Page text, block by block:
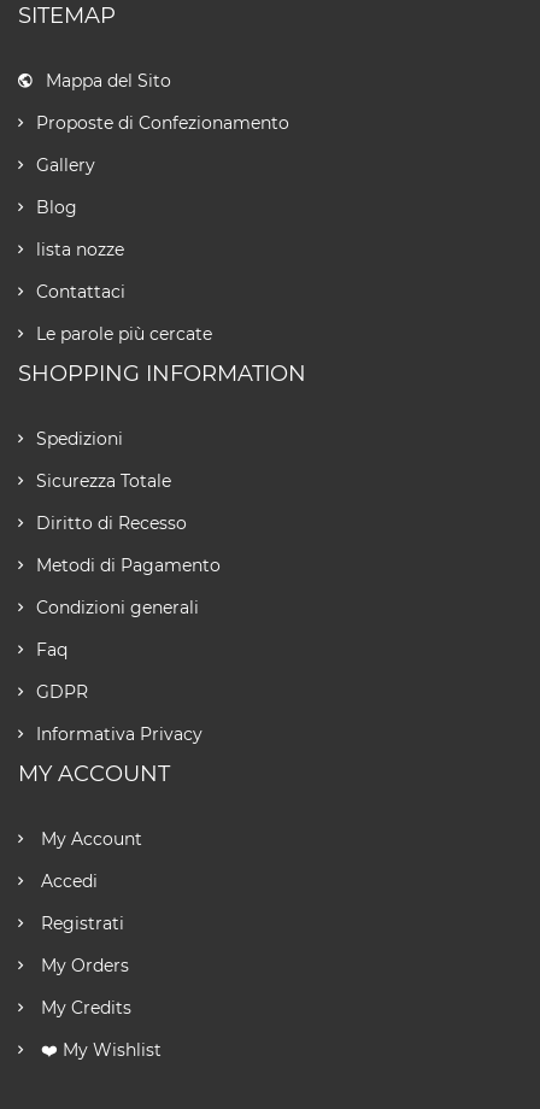
SITEMAP
Mappa del Sito
Proposte di Confezionamento
Gallery
Blog
lista nozze
Contattaci
Le parole più cercate
SHOPPING INFORMATION
Spedizioni
Sicurezza Totale
Diritto di Recesso
Metodi di Pagamento
Condizioni generali
Faq
GDPR
Informativa Privacy
MY ACCOUNT
My Account
Accedi
Registrati
My Orders
My Credits
❤️ My Wishlist